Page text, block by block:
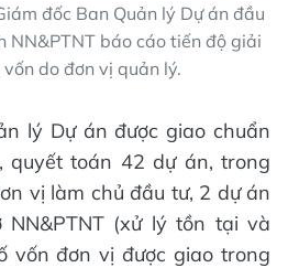
đốc Ban Quản lý Dự án đầu
NN&PTNT báo cáo tiến độ giải
do đơn vị quản lý.
lý Dự án được giao chuẩn
quyết toán 42 dự án, trong
vị làm chủ đầu tư, 2 dự án
(xử lý tồn tại và
vốn đơn vị được giao trong